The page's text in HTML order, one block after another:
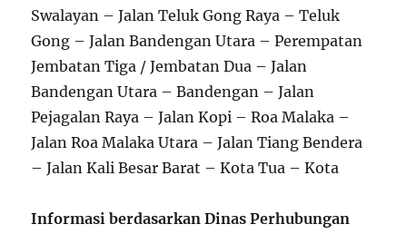
Swalayan – Jalan Teluk Gong Raya – Teluk
Gong – Jalan Bandengan Utara – Perempatan
Jembatan Tiga / Jembatan Dua – Jalan
Bandengan Utara – Bandengan – Jalan
Pejagalan Raya – Jalan Kopi – Roa Malaka –
Jalan Roa Malaka Utara – Jalan Tiang Bendera
– Jalan Kali Besar Barat – Kota Tua – Kota
Informasi berdasarkan Dinas Perhubungan